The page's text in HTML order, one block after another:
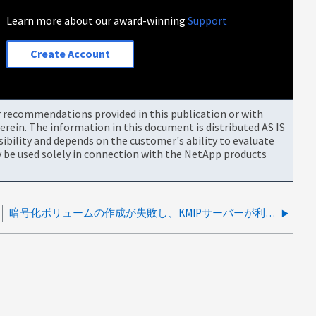
Learn more about our award-winningSupport
Create Account
provided in this publication or with
The information in this document is distributed AS IS
and depends on the customer's ability to evaluate
used solely in connection with the NetApp products
暗号化ボリュームの作成が失敗し、KMIPサーバーが利用不可と表示されます